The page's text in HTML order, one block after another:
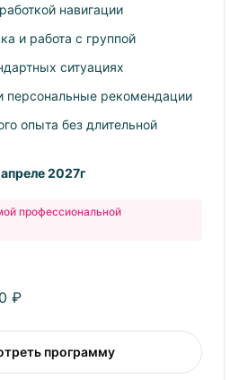
в портфолио
навигации
и работа с группой
ситуациях
персональные рекомендации
опыта без длительной
2027г
профессиональной
₽
программу